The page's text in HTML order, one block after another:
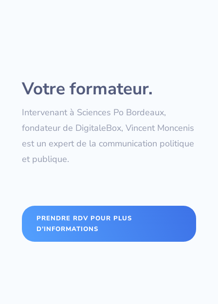
Votre formateur.
Intervenant à Sciences Po Bordeaux,
fondateur de DigitaleBox, Vincent Moncenis
est un expert de la communication politique
et publique.
PRENDRE RDV POUR PLUS
D'INFORMATIONS